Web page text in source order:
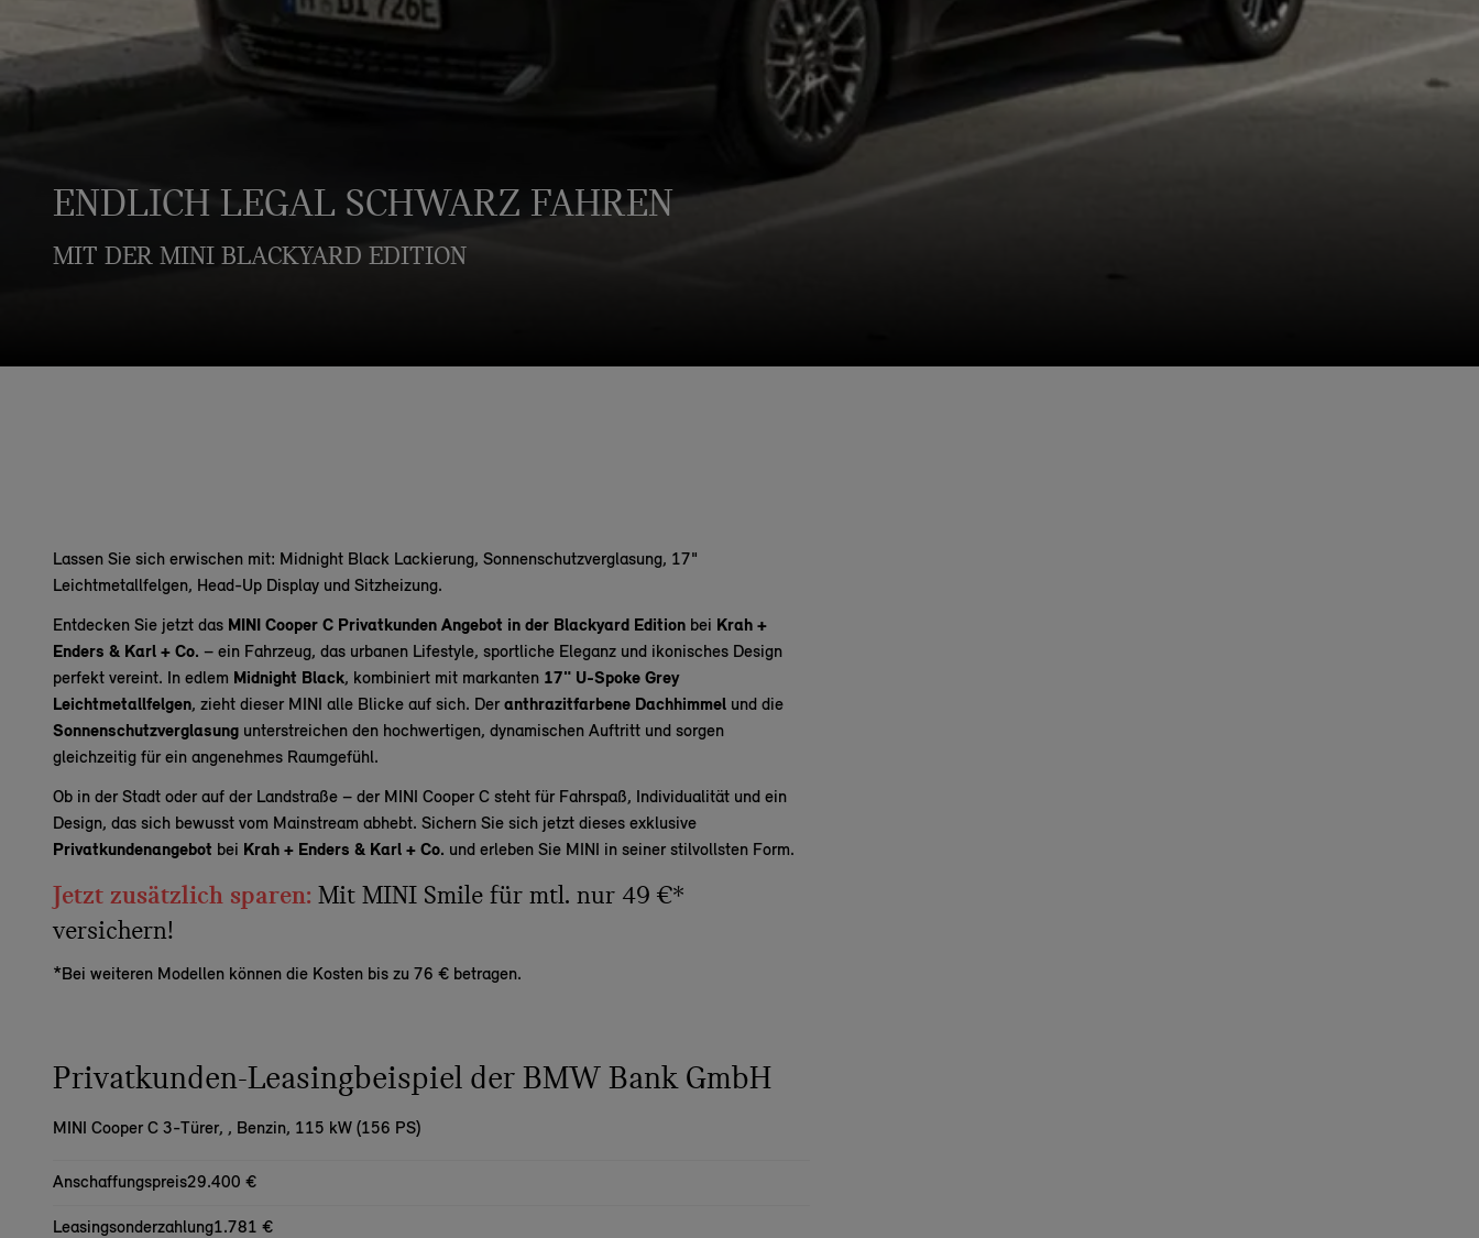
ENDLICH LEGAL SCHWARZ FAHREN
MIT DER MINI BLACKYARD EDITION
Lassen Sie sich erwischen mit: Midnight Black Lackierung, Sonnenschutzverglasung, 17"
Leichtmetallfelgen, Head-Up Display und Sitzheizung.
Entdecken Sie jetzt das MINI Cooper C Privatkunden Angebot in der Blackyard Edition bei Krah +
Enders & Karl + Co. – ein Fahrzeug, das urbanen Lifestyle, sportliche Eleganz und ikonisches Design
perfekt vereint. In edlem Midnight Black, kombiniert mit markanten 17" U-Spoke Grey
Leichtmetallfelgen, zieht dieser MINI alle Blicke auf sich. Der anthrazitfarbene Dachhimmel und die
Sonnenschutzverglasung unterstreichen den hochwertigen, dynamischen Auftritt und sorgen
gleichzeitig für ein angenehmes Raumgefühl.
Ob in der Stadt oder auf der Landstraße – der MINI Cooper C steht für Fahrspaß, Individualität und ein
Design, das sich bewusst vom Mainstream abhebt. Sichern Sie sich jetzt dieses exklusive
Privatkundenangebot bei Krah + Enders & Karl + Co. und erleben Sie MINI in seiner stilvollsten Form.
Jetzt zusätzlich sparen: Mit MINI Smile für mtl. nur 49 €*
versichern!
*Bei weiteren Modellen können die Kosten bis zu 76 € betragen.
Privatkunden-Leasingbeispiel der BMW Bank GmbH
MINI Cooper C 3-Türer, , Benzin, 115 kW (156 PS)
Anschaffungspreis29.400 €
Leasingsonderzahlung1.781 €